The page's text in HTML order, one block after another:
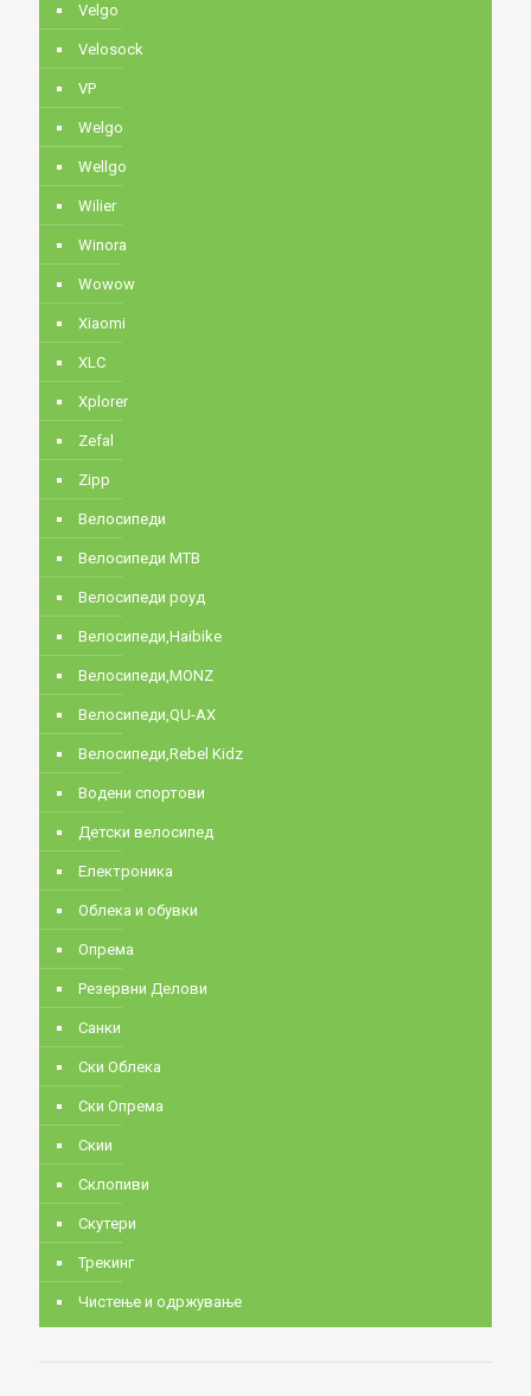
Velgo
Velosock
VP
Welgo
Wellgo
Wilier
Winora
Wowow
Xiaomi
XLC
Xplorer
Zefal
Zipp
Велосипеди
Велосипеди MTB
Велосипеди роуд
Велосипеди,Haibike
Велосипеди,MONZ
Велосипеди,QU-AX
Велосипеди,Rebel Kidz
Водени спортови
Детски велосипед
Електроника
Облека и обувки
Опрема
Резервни Делови
Санки
Ски Облека
Ски Опрема
Скии
Склопиви
Скутери
Трекинг
Чистење и одржување